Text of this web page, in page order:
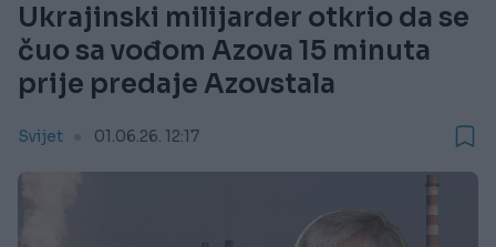
Ukrajinski milijarder otkrio da se
čuo sa vođom Azova 15 minuta
prije predaje Azovstala
Svijet 01.06.26. 12:17